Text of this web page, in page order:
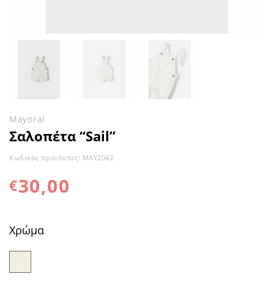
Mayoral
Σαλοπέτα “Sail”
Κωδικός προϊόντος: MAY2042
€30,00
Χρώμα